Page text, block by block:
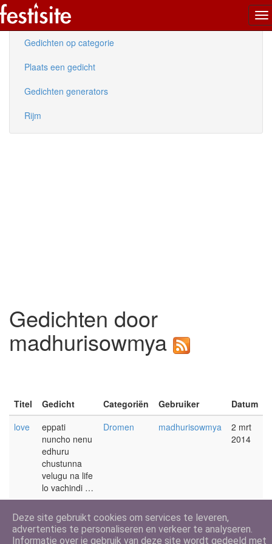
Nieuwe gedichten
Gedichten op categorie
Plaats een gedicht
Gedichten generators
Rijm
Gedichten door
madhurisowmya
Titel Gedicht Categoriën Gebruiker
Datum
love
eppati
nuncho nenu
edhuru
chustunna
velugu na life
lo vachindi …
Dromen madhurisowmya
2 mrt
2014
Deze site gebruikt cookies om services te leveren,
advertenties te personaliseren en verkeer te analyseren.
Informatie over je gebruik van deze site wordt gedeeld met